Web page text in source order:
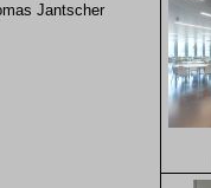
Jantscher